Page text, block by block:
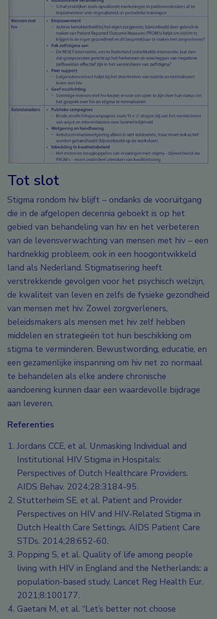
Tot slot
Stigma rondom hiv blijft – ondanks de vooruitgang
die in de afgelopen decennia geboekt is op het
gebied van behandeling van hiv en het verbeteren
van de levensverwachting van mensen met hiv – een
hardnekkig probleem, ook in een hoogontwikkeld
land als Nederland. Stigmatisering heeft
verstrekkende gevolgen voor het psychisch welzijn,
de kwaliteit van leven en zelfs de fysieke gezondheid
van mensen met hiv. Zowel zorgverleners,
beleidsmakers als mensen met hiv zelf hebben
middelen en strategieën tot hun beschikking om
stigma te verminderen. Bewustwording, educatie, en
een gezamenlijke inspanning om hiv net zo normaal
te behandelen als elke andere chronische
aandoening kunnen daar een waardevolle bijdrage
aan leveren.
Referenties
Jordans CCE, et al. Unmasking Individual and
Institutional HIV Stigma in Hospitals:
Perspectives of Dutch Healthcare Providers.
AIDS Behav. 2024;28:3184-95.
Stutterheim SE, et al. Patient and Provider
Perspectives on HIV and HIV-Related Stigma in
Dutch Health Care Settings. AIDS Patient Care
STDs. 2014;28:652-60.
Popping S, et al. Quality of life among people
living with HIV in England and the Netherlands: a
population-based study. Lancet Reg Health Eur.
2021;8:100177.
Gaetani M, et al. “Let’s better not choose